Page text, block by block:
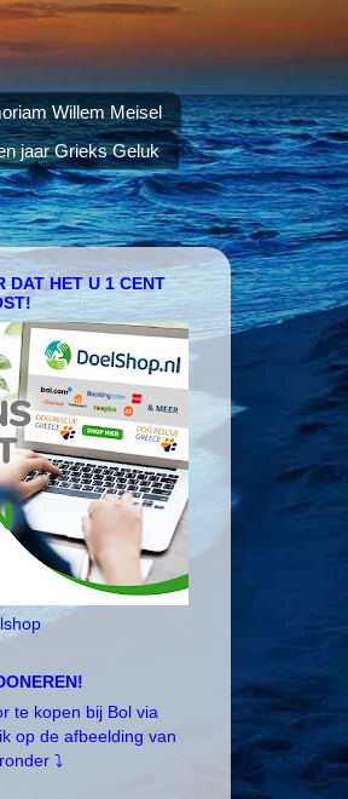
Willem Meisel
jaar Grieks Geluk
DAT HET U 1 CENT
te kopen bij Bol via
op de afbeelding van
⤵️